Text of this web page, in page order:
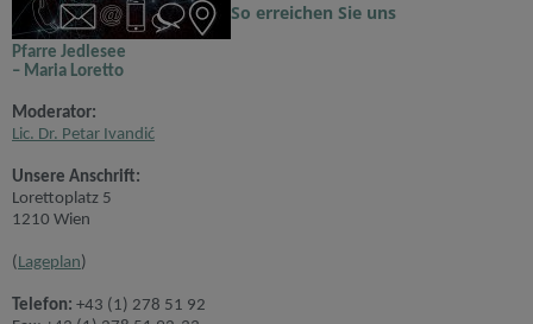
So erreichen Sie uns
Pfarre Jedlesee
– Maria Loretto
Moderator:
Lic. Dr. Petar Ivandić
Unsere Anschrift:
Lorettoplatz 5
1210 Wien
(Lageplan)
Telefon: +43 (1) 278 51 92